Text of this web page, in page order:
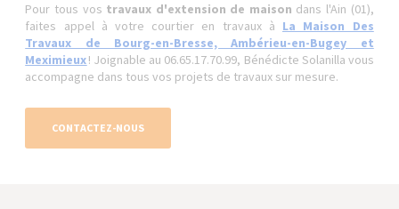
Pour tous vos travaux d'extension de maison dans l'Ain (01),
faites appel à votre courtier en travaux à La Maison Des
Travaux de Bourg-en-Bresse, Ambérieu-en-Bugey et
Meximieux! Joignable au 06.65.17.70.99, Bénédicte Solanilla vous
accompagne dans tous vos projets de travaux sur mesure.
CONTACTEZ-NOUS